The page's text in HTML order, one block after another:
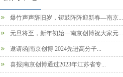
爆竹声声辞旧岁，锣鼓阵阵迎新春—南京...
元旦将至，新年初始—南京创博祝大家元...
邀请函|南京创博 2024先进高分子...
喜报|南京创博通过2023年江苏省专...